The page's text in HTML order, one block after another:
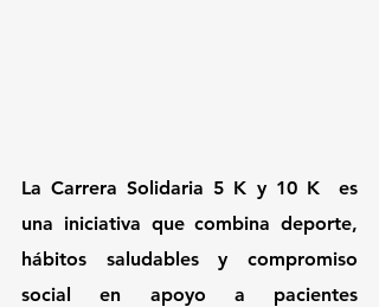
La Carrera Solidaria 5 K y 10 K  es
una iniciativa que combina deporte,
hábitos saludables y compromiso
social en apoyo a pacientes